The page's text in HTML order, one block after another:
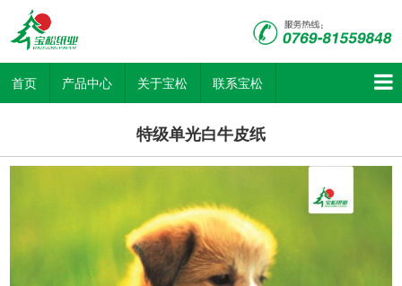
首页 产品中心 关于宝松 联系宝松
特级单光白牛皮纸